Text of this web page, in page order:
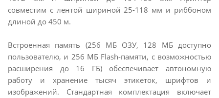
совместим с лентой шириной 25-118 мм и риббоном
длиной до 450 м.
Встроенная память (256 МБ ОЗУ, 128 МБ доступно
пользователю, и 256 МБ Flash-памяти, с возможностью
расширения до 16 ГБ) обеспечивает автономную
работу и хранение тысяч этикеток, шрифтов и
изображений. Стандартная комплектация включает